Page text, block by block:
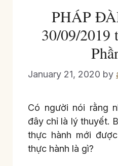
PHÁP
30/09/2019
January 21, 2020 by
Có người nói rằng
đây chỉ là lý thuyết.
thực hành mới
thực hành là gì?